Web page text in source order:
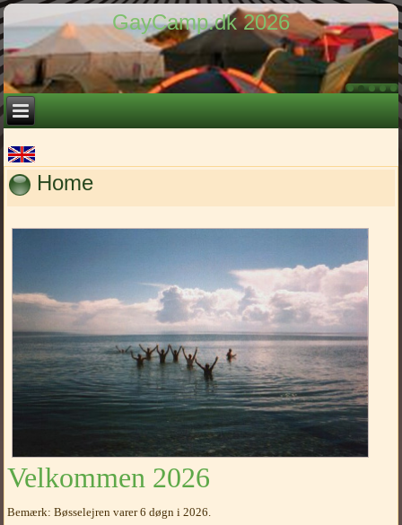
GayCamp.dk 2026
Home
Velkommen 2026
Bemærk: Bøsselejren varer 6 døgn i 2026.